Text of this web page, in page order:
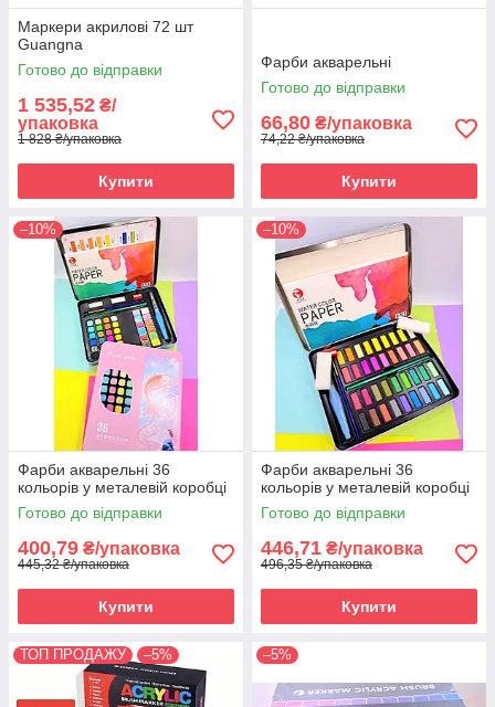
Маркери акрилові 72 шт
Guangna
Готово до відправки
1 535,52 ₴/
упаковка
1 828 ₴/упаковка
Купити
Фарби акварельні
Готово до відправки
66,80 ₴/упаковка
74,22 ₴/упаковка
Купити
–10%
Фарби акварельні 36
кольорів у металевій коробці
Готово до відправки
400,79 ₴/упаковка
445,32 ₴/упаковка
Купити
–10%
Фарби акварельні 36
кольорів у металевій коробці
Готово до відправки
446,71 ₴/упаковка
496,35 ₴/упаковка
Купити
ТОП ПРОДАЖУ –5% –5%